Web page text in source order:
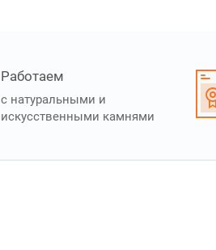
Работаем
с натуральными и
искусственными камнями